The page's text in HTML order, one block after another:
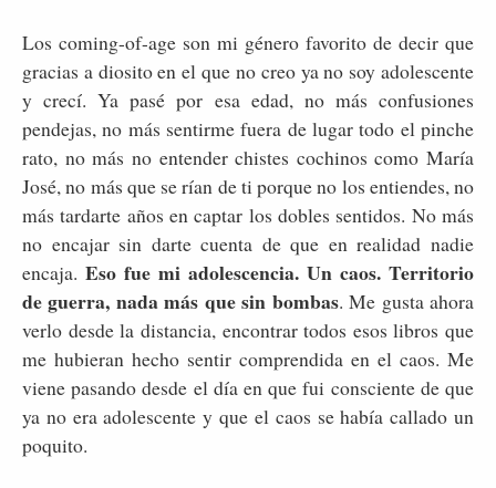
Los coming-of-age son mi género favorito de decir que
gracias a diosito en el que no creo ya no soy adolescente
y crecí. Ya pasé por esa edad, no más confusiones
pendejas, no más sentirme fuera de lugar todo el pinche
rato, no más no entender chistes cochinos como María
José, no más que se rían de ti porque no los entiendes, no
más tardarte años en captar los dobles sentidos. No más
no encajar sin darte cuenta de que en realidad nadie
encaja. Eso fue mi adolescencia. Un caos. Territorio
de guerra, nada más que sin bombas. Me gusta ahora
verlo desde la distancia, encontrar todos esos libros que
me hubieran hecho sentir comprendida en el caos. Me
viene pasando desde el día en que fui consciente de que
ya no era adolescente y que el caos se había callado un
poquito.